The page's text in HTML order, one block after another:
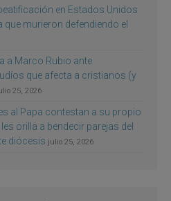
en Estados Unidos
que murieron defendiendo el
a Marco Rubio ante
que afecta a cristianos (y
25, 2026
al Papa contestan a su propio
orilla a bendecir parejas del
diócesis julio 25, 2026